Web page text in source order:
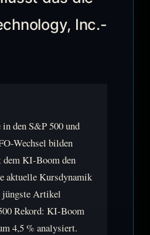
Inc.-
den S&P 500 und
Wechsel bilden
dem KI-Boom den
aktuelle Kursdynamik
jüngste Artikel
Rekord: KI-Boom
4,5 % analysiert.